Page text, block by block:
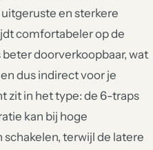
en sterkere
comfortabeler op de
doorverkoopbaar, wat
dus indirect voor je
zit in het type: de 6-traps
kan bij hoge
terwijl de latere